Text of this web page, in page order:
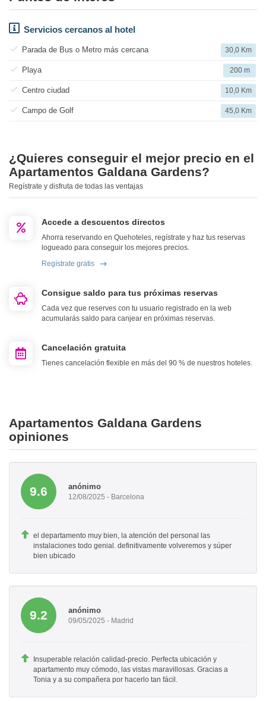
Servicios cercanos al hotel
Parada de Bus o Metro más cercana 30,0 Km
Playa 200 m
Centro ciudad 10,0 Km
Campo de Golf 45,0 Km
¿Quieres conseguir el mejor precio en el
Apartamentos Galdana Gardens?
Regístrate y disfruta de todas las ventajas
Accede a descuentos directos
Ahorra reservando en Quehoteles, regístrate y haz tus reservas
logueado para conseguir los mejores precios.
Regístrate gratis
Consigue saldo para tus próximas reservas
Cada vez que reserves con tu usuario registrado en la web
acumularás saldo para canjear en próximas reservas.
Cancelación gratuita
Tienes cancelación flexible en más del 90 % de nuestros hoteles.
Apartamentos Galdana Gardens
opiniones
9.6 anónimo
12/08/2025 - Barcelona
el departamento muy bien, la atención del personal las
instalaciones todo genial. definitivamente volveremos y súper
bien ubicado
9.2 anónimo
09/05/2025 - Madrid
Insuperable relación calidad-precio. Perfecta ubicación y
apartamento muy cómodo, las vistas maravillosas. Gracias a
Tonia y a su compañera por hacerlo tan fácil.